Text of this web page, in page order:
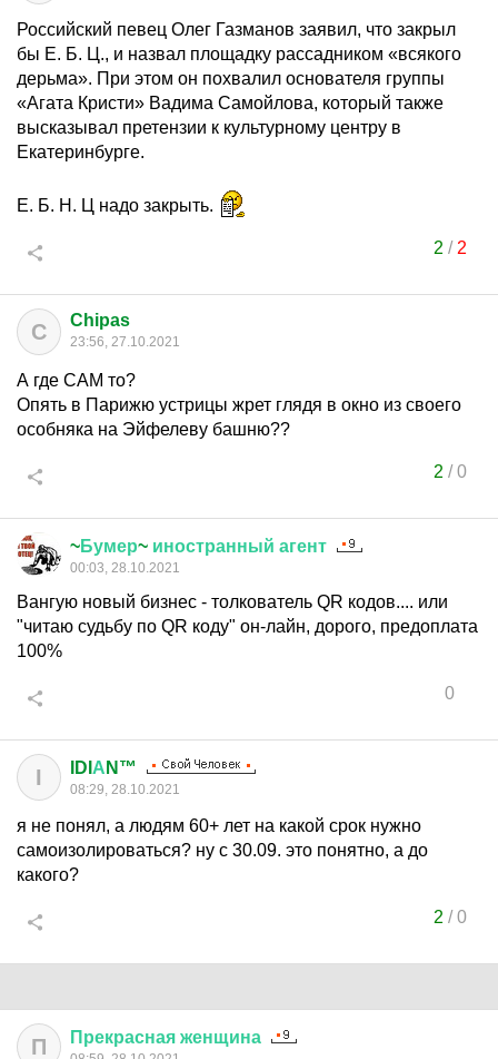
Российский певец Олег Газманов заявил, что закрыл
бы Е. Б. Ц., и назвал площадку рассадником «всякого
дерьма». При этом он похвалил основателя группы
«Агата Кристи» Вадима Самойлова, который также
высказывал претензии к культурному центру в
Екатеринбурге.
Е. Б. Н. Ц надо закрыть.
2 / 2
C Chipas
23:56, 27.10.2021
А где САМ то?
Опять в Парижю устрицы жрет глядя в окно из своего
особняка на Эйфелеву башню??
2 /0
~Бумер~ иностранный агент
00:03, 28.10.2021
Вангую новый бизнес - толкователь QR кодов.... или
"читаю судьбу по QR коду" он-лайн, дорого, предоплата
100%
0
I IDI А N™
08:29, 28.10.2021
я не понял, а людям 60+ лет на какой срок нужно
самоизолироваться? ну с 30.09. это понятно, а до
какого?
2 /0
П Прекрасная женщина